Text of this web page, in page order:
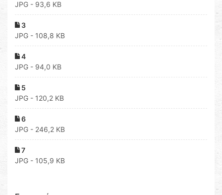
JPG - 93,6 KB
3
JPG - 108,8 KB
4
JPG - 94,0 KB
5
JPG - 120,2 KB
6
JPG - 246,2 KB
7
JPG - 105,9 KB